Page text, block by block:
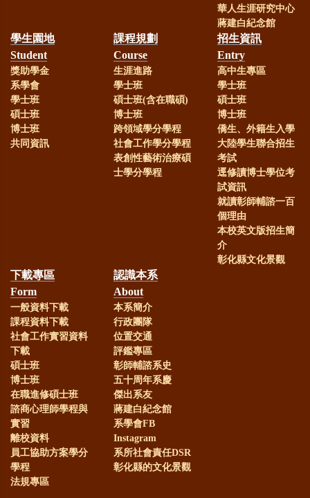
華人生涯研究中心
蔣建白紀念館
學生園地
Student
獎助學金
系學會
學士班
碩士班
博士班
共同資訊
課程規劃
Course
生涯進路
學士班
碩士班(含在職碩)
博士班
跨領域學分學程
社會工作學分學程
表創性藝術治療碩
士學分學程
招生資訊
Entry
高中生專區
學士班
碩士班
博士班
僑生、外籍生入學
大陸學生聯合招生
考試
逕修讀博士學位考
試資訊
就讀彰師輔諮一百
個理由
本校英文版招生簡
介
彰化縣文化景觀
下載專區
Form
一般資料下載
課程資料下載
社會工作實習資料
下載
碩士班
博士班
在職進修碩士班
諮商心理師學程與
實習
離校資料
員工協助方案學分
學程
法規專區
認識本系
About
本系簡介
行政團隊
位置交通
評鑑專區
彰師輔諮系史
五十周年系慶
傑出系友
蔣建白紀念館
系學會FB
Instagram
系所社會責任DSR
彰化縣的文化景觀